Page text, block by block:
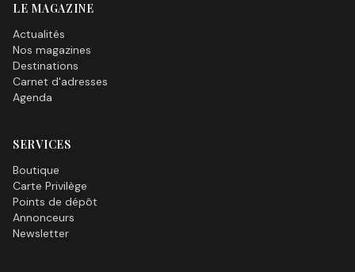
LE MAGAZINE
Actualités
Nos magazines
Destinations
Carnet d'adresses
Agenda
SERVICES
Boutique
Carte Privilège
Points de dépôt
Annonceurs
Newsletter